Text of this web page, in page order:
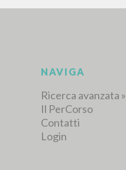
NAVIGA
Ricerca avanzata »
Il PerCorso
Contatti
Login